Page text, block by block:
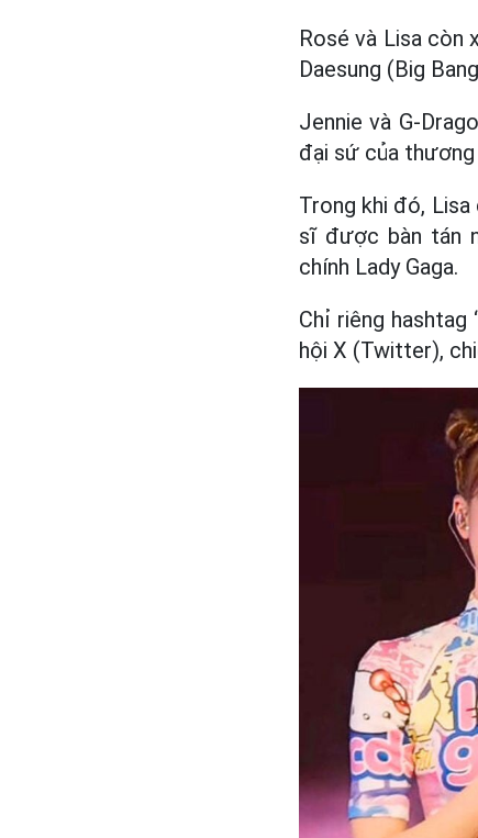
Rosé và Lisa còn
Daesung (Big
Jennie và G-
đại sứ của thương
Trong khi đó,
sĩ được bàn tán
chính Lady Gaga.
Chỉ riêng
hội X (Twitter),